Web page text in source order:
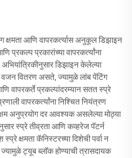
क्षमता आणि वापरकर्त्यास अनुकूल डिझाइन
प्रकारांच्या वापरकर्त्यांना
डिझाइन केलेल्या
वितरण असते, ज्यामुळे लांब पेंटिंग
वापरकर्ते प्रकल्पांदरम्यान सतत स्प्रे
वापरकर्त्यांना निश्चित नियंत्रण
अनुप्रयोग दर आवश्यक असलेल्या मोठ्या
स्प्रे तीव्रता आणि कव्हरेज पॅटर्न
क्षमता कॅनिस्टरच्या दिशेची पर्वा न
ट्यूब ब्लॉक होण्याची त्रासदायक